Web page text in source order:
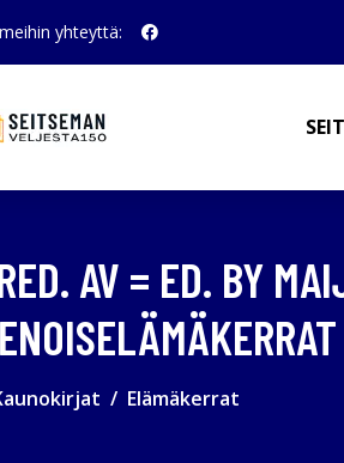
yhteyttä:
AV = ED. BY
Elämäkerrat